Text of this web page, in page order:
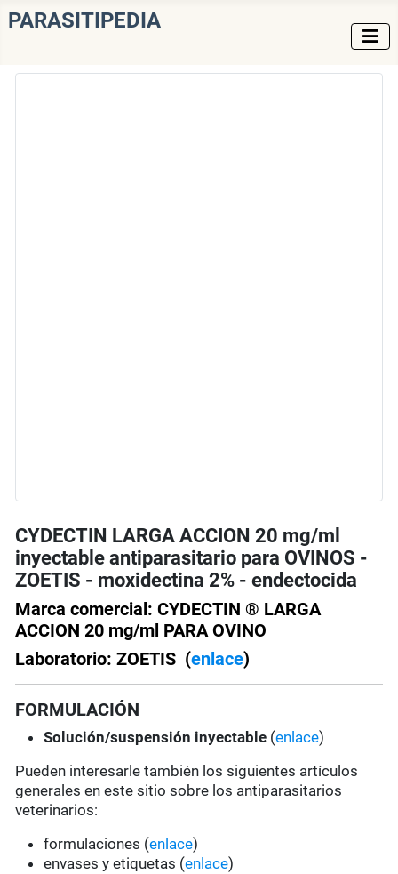
PARASITIPEDIA
CYDECTIN LARGA ACCION 20 mg/ml
inyectable antiparasitario para OVINOS -
ZOETIS - moxidectina 2% - endectocida
Marca comercial: CYDECTIN ® LARGA
ACCION 20 mg/ml PARA OVINO
Laboratorio: ZOETIS (enlace)
FORMULACIÓN
Solución/suspensión inyectable (enlace)
Pueden interesarle también los siguientes artículos
generales en este sitio sobre los antiparasitarios
veterinarios:
formulaciones (enlace)
envases y etiquetas (enlace)